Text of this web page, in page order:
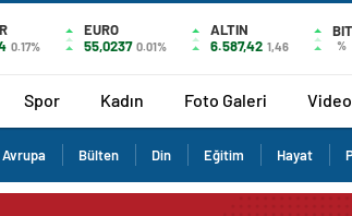
0.17%
EURO
55,0237 0.01%
ALTIN
6.587,42 1,46 %
Spor Kadın Foto Galeri
Avrupa Bülten Din Eğitim Hayat